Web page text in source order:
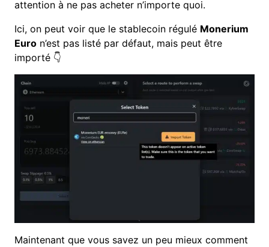
attention à ne pas acheter n’importe quoi.
Ici, on peut voir que le stablecoin régulé Monerium
Euro n’est pas listé par défaut, mais peut être
importé 👇
Maintenant que vous savez un peu mieux comment